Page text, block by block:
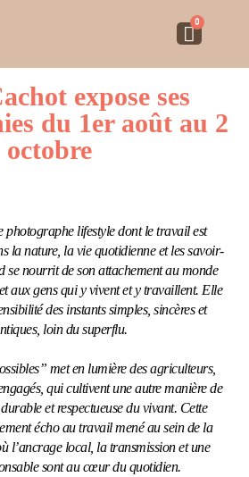
0
expose ses
du 1er août au 2
octobre
photographe lifestyle dont le travail est
la nature, la vie quotidienne et les savoir-
se nourrit de son attachement au monde
aux gens qui y vivent et y travaillent. Elle
des instants simples, sincères et
loin du superflu.
met en lumière des agriculteurs,
qui cultivent une autre manière de
et respectueuse du vivant. Cette
écho au travail mené au sein de la
l’ancrage local, la transmission et une
sont au cœur du quotidien.